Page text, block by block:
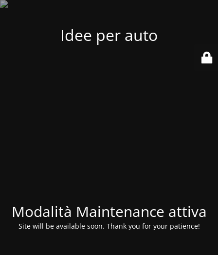
Idee per auto
Modalità Maintenance attiva
Site will be available soon. Thank you for your patience!